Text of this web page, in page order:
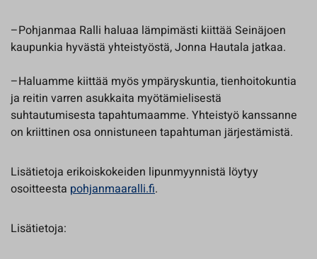
–Pohjanmaa Ralli haluaa lämpimästi kiittää Seinäjoen
kaupunkia hyvästä yhteistyöstä, Jonna Hautala jatkaa.
–Haluamme kiittää myös ympäryskuntia, tienhoitokuntia
ja reitin varren asukkaita myötämielisestä
suhtautumisesta tapahtumaamme. Yhteistyö kanssanne
on kriittinen osa onnistuneen tapahtuman järjestämistä.
Lisätietoja erikoiskokeiden lipunmyynnistä löytyy
osoitteesta pohjanmaaralli.fi.
Lisätietoja: